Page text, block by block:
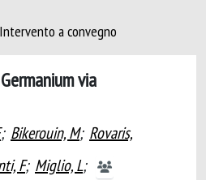
a convegno
via
; Bikerouin, M; Rovaris,
F; Miglio, L;